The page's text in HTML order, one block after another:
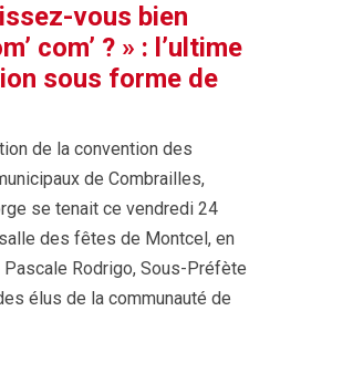
vous bien
com’ ? » : l’ultime
sous forme de
de la convention des
de Combrailles,
se tenait ce vendredi 24
des fêtes de Montcel, en
Rodrigo, Sous-Préfète
élus de la communauté de